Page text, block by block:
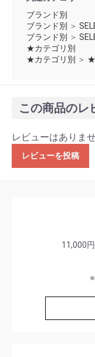
ブランド別
ブランド別 ＞
ブランド別 ＞
★カテゴリ別
★カテゴリ別 ＞
この商品のレ
レビューはありませ
レビューを投稿
11,000